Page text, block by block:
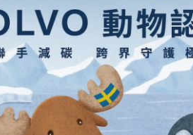
AnyTo 寶可夢飛人 AnyTo 不出門
超大容量 一次充5個設備
復率，資料救援就是這麼簡單
統大風吹 有了 磁碟管理程式 EaseUS
Xperia 1 VI 開箱! 相機實測! 長焦
14 Ultra 開箱 評測~ 有深度的 Leica
3e 真無線藍牙耳機智慧降噪升級
掌機專屬配件包 來囉 完美保護
艦 vivo V30 系列 開箱 評測! 首搭蔡